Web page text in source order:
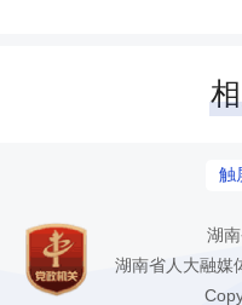
触
湖
湖南省人大融媒